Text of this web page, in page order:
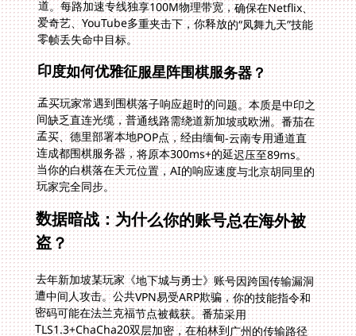
零帧丢失命中目标。
印度如何优雅征服星阵围棋服务器？
孟买玩家常遇到围棋落子响应超时的问题。本质是中印之
间缺乏直连光缆，普通线路需绕道新加坡或欧洲。番茄在
孟买、德里部署本地POP点，经由缅甸-云南专用通道直
连成都围棋服务器，将原本300ms+的延迟压至89ms。
当你的白棋落在天元位置，AI的响应速度与北京胡同里的
玩家完全同步。
数据暗战：为什么你的账号总在海外被
盗？
去年新加坡某玩家《地下城与勇士》账号因跨国传输漏洞
遭中间人攻击。公共VPN易受ARP欺骗，你的技能指令和
密码可能在法兰克福节点被截获。番茄采用
TLS1.3+ChaCha20双层加密，在柏林到广州的传输路径
上构建封闭隧道。你的龙神决变身指令被封装成不可破译